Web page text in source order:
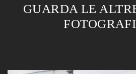
GUARDA LE